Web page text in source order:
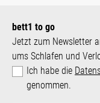
bett1 to go
Jetzt zum Newsletter
ums Schlafen und
Ich habe die
genommen.